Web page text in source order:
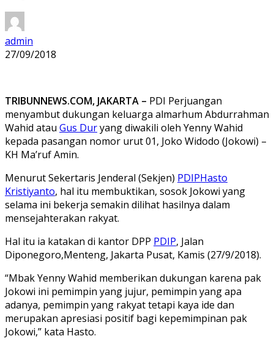
admin
27/09/2018
TRIBUNNEWS.COM, JAKARTA – PDI Perjuangan
menyambut dukungan keluarga almarhum Abdurrahman
Wahid atau Gus Duryang diwakili oleh Yenny Wahid
kepada pasangan nomor urut 01, Joko Widodo (Jokowi) –
KH Ma’ruf Amin.
Menurut Sekertaris Jenderal (Sekjen) PDIPHasto
Kristiyanto, hal itu membuktikan, sosok Jokowi yang
selama ini bekerja semakin dilihat hasilnya dalam
mensejahterakan rakyat.
Hal itu ia katakan di kantor DPP PDIP, Jalan
Diponegoro,Menteng, Jakarta Pusat, Kamis (27/9/2018).
“Mbak Yenny Wahid memberikan dukungan karena pak
Jokowi ini pemimpin yang jujur, pemimpin yang apa
adanya, pemimpin yang rakyat tetapi kaya ide dan
merupakan apresiasi positif bagi kepemimpinan pak
Jokowi,” kata Hasto.